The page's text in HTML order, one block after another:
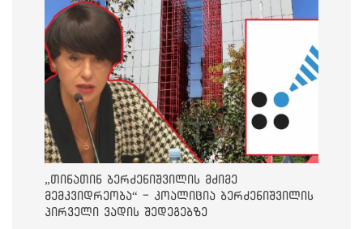
„თინათინ ბერძენიშვილის მძიმე
მემკვიდრეობა“ - კოალიცია ბერძენიშვილის
პირველი ვადის შედეგებზე